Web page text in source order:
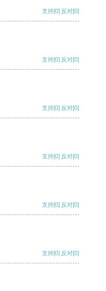
支持[0] 反对[0]
支持[0] 反对[0]
支持[0] 反对[0]
支持[0] 反对[0]
支持[0] 反对[0]
支持[0] 反对[0]